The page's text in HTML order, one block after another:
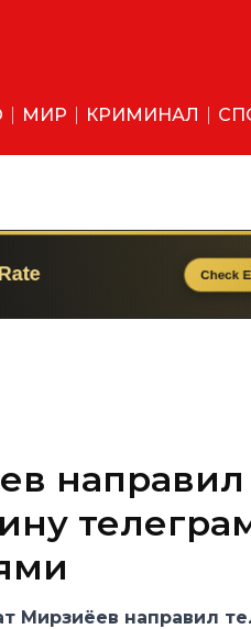
МИР КРИМИНАЛ
направил
Мирзиёев направил